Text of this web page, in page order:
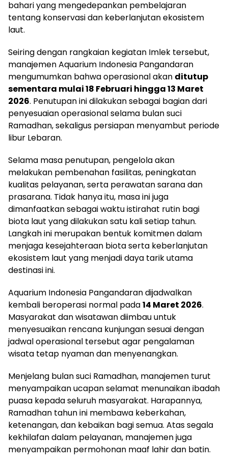
bahari yang mengedepankan pembelajaran
tentang konservasi dan keberlanjutan ekosistem
laut.
Seiring dengan rangkaian kegiatan Imlek tersebut,
manajemen Aquarium Indonesia Pangandaran
mengumumkan bahwa operasional akan ditutup
sementara mulai 18 Februari hingga 13 Maret
2026. Penutupan ini dilakukan sebagai bagian dari
penyesuaian operasional selama bulan suci
Ramadhan, sekaligus persiapan menyambut periode
libur Lebaran.
Selama masa penutupan, pengelola akan
melakukan pembenahan fasilitas, peningkatan
kualitas pelayanan, serta perawatan sarana dan
prasarana. Tidak hanya itu, masa ini juga
dimanfaatkan sebagai waktu istirahat rutin bagi
biota laut yang dilakukan satu kali setiap tahun.
Langkah ini merupakan bentuk komitmen dalam
menjaga kesejahteraan biota serta keberlanjutan
ekosistem laut yang menjadi daya tarik utama
destinasi ini.
Aquarium Indonesia Pangandaran dijadwalkan
kembali beroperasi normal pada14 Maret 2026.
Masyarakat dan wisatawan diimbau untuk
menyesuaikan rencana kunjungan sesuai dengan
jadwal operasional tersebut agar pengalaman
wisata tetap nyaman dan menyenangkan.
Menjelang bulan suci Ramadhan, manajemen turut
menyampaikan ucapan selamat menunaikan ibadah
puasa kepada seluruh masyarakat. Harapannya,
Ramadhan tahun ini membawa keberkahan,
ketenangan, dan kebaikan bagi semua. Atas segala
kekhilafan dalam pelayanan, manajemen juga
menyampaikan permohonan maaf lahir dan batin.